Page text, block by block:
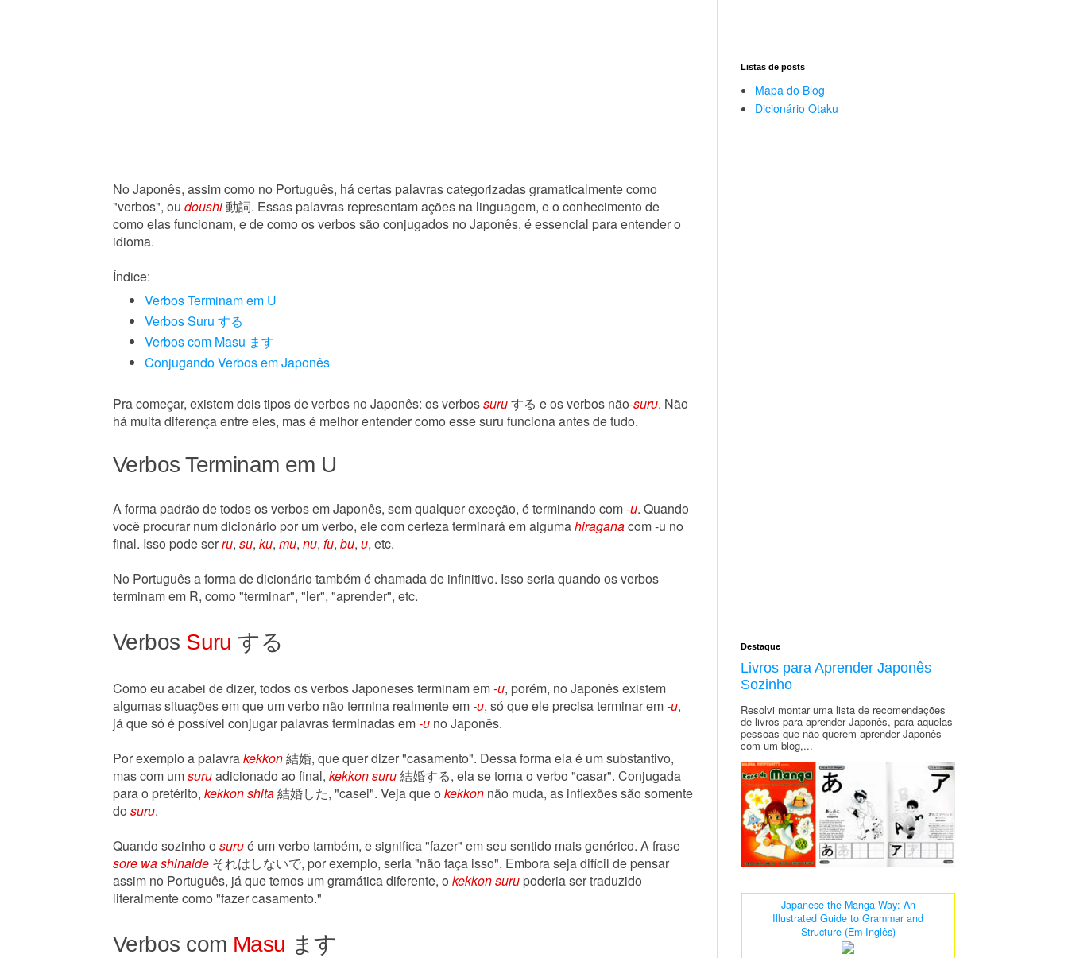
No Japonês, assim como no Português, há certas palavras categorizadas gramaticalmente como
"verbos", ou doushi動詞. Essas palavras representam ações na linguagem, e o conhecimento de
como elas funcionam, e de como os verbos são conjugados no Japonês, é essencial para entender o
idioma.
Índice:
Verbos Terminam em U
Verbos Suru する
Verbos com Masu ます
Conjugando Verbos em Japonês
Pra começar, existem dois tipos de verbos no Japonês: os verbossuruする e os verbos não-suru. Não
há muita diferença entre eles, mas é melhor entender como esse suru funciona antes de tudo.
Verbos Terminam em U
A forma padrão de todos os verbos em Japonês, sem qualquer exceção, é terminando com-u. Quando
você procurar num dicionário por um verbo, ele com certeza terminará em algumahiraganacom -u no
final. Isso pode serru, su, ku, mu, nu, fu, bu, u, etc.
No Português a forma de dicionário também é chamada de infinitivo. Isso seria quando os verbos
terminam em R, como "terminar", "ler", "aprender", etc.
Verbos Suru する
Como eu acabei de dizer, todos os verbos Japoneses terminam em-u, porém, no Japonês existem
algumas situações em que um verbo não termina realmente em-u, só que ele precisa terminar em-u,
já que só é possível conjugar palavras terminadas em-u no Japonês.
Por exemplo a palavrakekkon結婚, que quer dizer "casamento". Dessa forma ela é um substantivo,
mas com umsuruadicionado ao final, kekkon suru結婚する, ela se torna o verbo "casar". Conjugada
para o pretérito, kekkon shita結婚した, "casei". Veja que o kekkon não muda, as inflexões são somente
do suru.
Quando sozinho o surué um verbo também, e significa "fazer" em seu sentido mais genérico. A frase
sore wa shinaide それはしないで, por exemplo, seria "não faça isso". Embora seja difícil de pensar
assim no Português, já que temos um gramática diferente, o kekkon suru poderia ser traduzido
literalmente como "fazer casamento."
Verbos com Masu ます
Listas de posts
Mapa do Blog
Dicionário Otaku
Destaque
Livros para Aprender Japonês
Sozinho
Resolvi montar uma lista de recomendações
de livros para aprender Japonês, para aquelas
pessoas que não querem aprender Japonês
com um blog,...
Japanese the Manga Way: An
Illustrated Guide to Grammar and
Structure (Em Inglês)